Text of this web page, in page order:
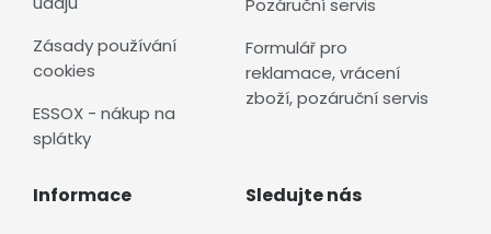
Zásady používání
cookies
ESSOX - nákup na
splátky
Pozáruční servis
Formulář pro
reklamace, vrácení
zboží, pozáruční servis
Informace Sledujte nás